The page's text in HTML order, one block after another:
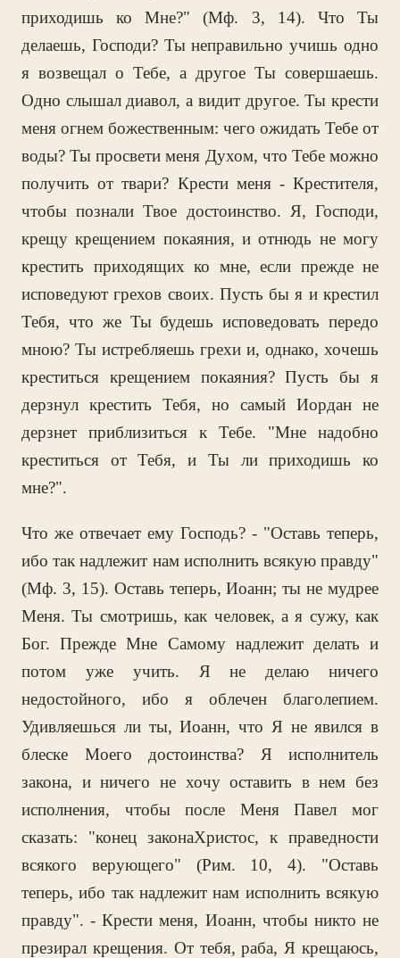
приходишь ко Мне?" (Мф. 3, 14). Что Ты
делаешь, Господи? Ты неправильно учишь одно
я возвещал о Тебе, а другое Ты совершаешь.
Одно слышал диавол, а видит другое. Ты крести
меня огнем божественным: чего ожидать Тебе от
воды? Ты просвети меня Духом, что Тебе можно
получить от твари? Крести меня - Крестителя,
чтобы познали Твое достоинство. Я, Господи,
крещу крещением покаяния, и отнюдь не могу
крестить приходящих ко мне, если прежде не
исповедуют грехов своих. Пусть бы я и крестил
Тебя, что же Ты будешь исповедовать передо
мною? Ты истребляешь грехи и, однако, хочешь
креститься крещением покаяния? Пусть бы я
дерзнул крестить Тебя, но самый Иордан не
дерзнет приблизиться к Тебе. "Мне надобно
креститься от Тебя, и Ты ли приходишь ко
мне?".
Что же отвечает ему Господь? - "Оставь теперь,
ибо так надлежит нам исполнить всякую правду"
(Мф. 3, 15). Оставь теперь, Иоанн; ты не мудрее
Меня. Ты смотришь, как человек, а я сужу, как
Бог. Прежде Мне Самому надлежит делать и
потом уже учить. Я не делаю ничего
недостойного, ибо я облечен благолепием.
Удивляешься ли ты, Иоанн, что Я не явился в
блеске Моего достоинства? Я исполнитель
закона, и ничего не хочу оставить в нем без
исполнения, чтобы после Меня Павел мог
сказать: "конец законаХристос, к праведности
всякого верующего" (Рим. 10, 4). "Оставь
теперь, ибо так надлежит нам исполнить всякую
правду". - Крести меня, Иоанн, чтобы никто не
презирал крещения. От тебя, раба, Я крещаюсь,